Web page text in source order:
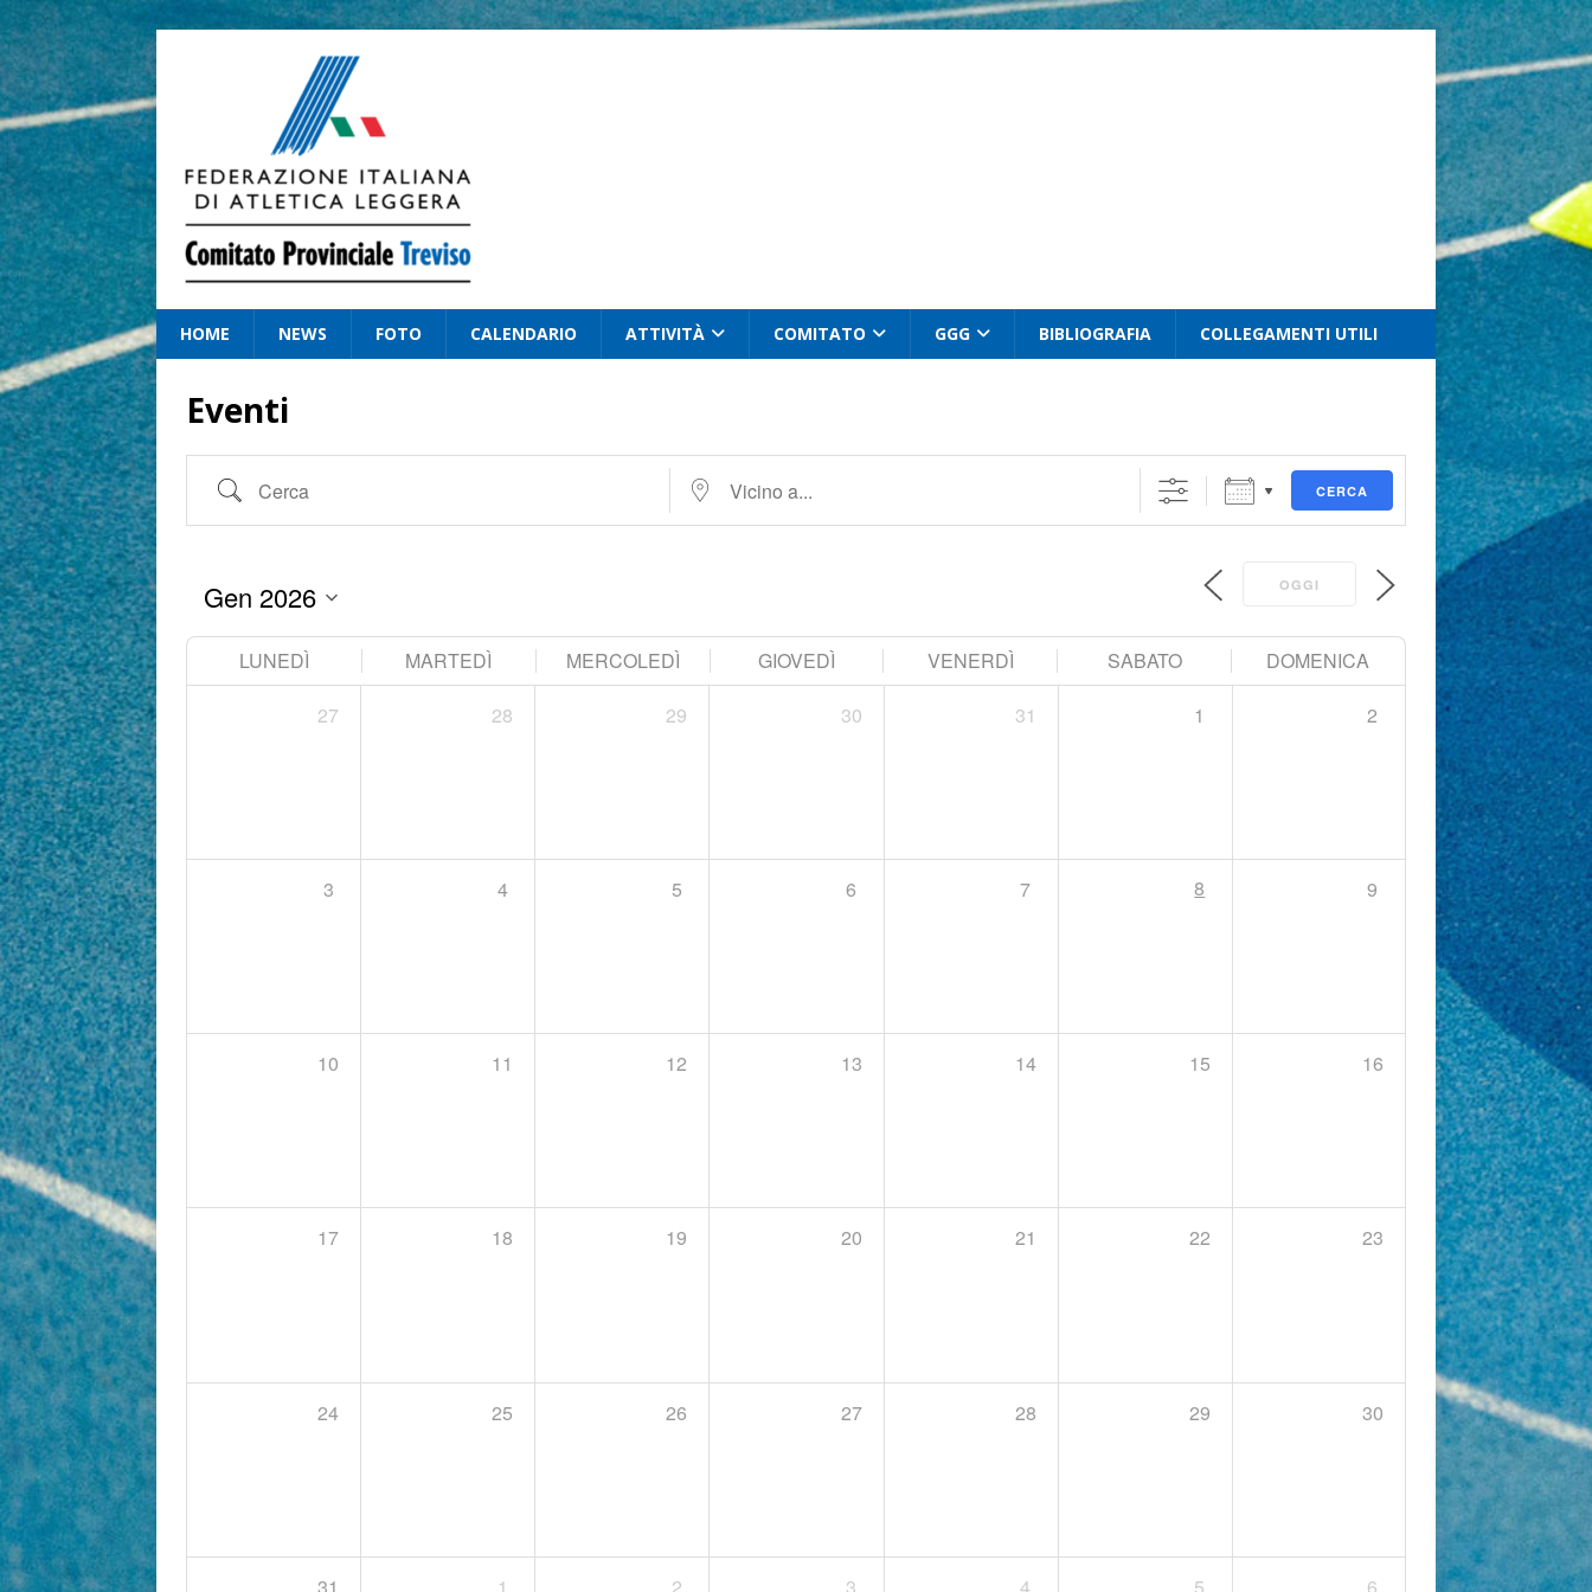
HOME NEWS FOTO CALENDARIO ATTIVITÀ COMITATO GGG BIBLIOGRAFIA COLLEGAMENTI UTILI
Eventi
CERCA
OGGI
LUNEDÌ MARTEDÌ MERCOLEDÌ GIOVEDÌ VENERDÌ SABATO
DOMENICA
27
28 29 30 31 1 2
3 4 5 6 7 8 9
10 11 12 13 14 15 16
17 18 19 20 21 22 23
24 25 26 27 28 29 30
31 1 2 3 4 5 6